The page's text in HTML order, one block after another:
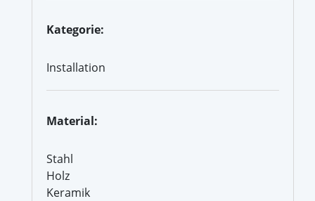
Kategorie:
Installation
Material:
Stahl
Holz
Keramik